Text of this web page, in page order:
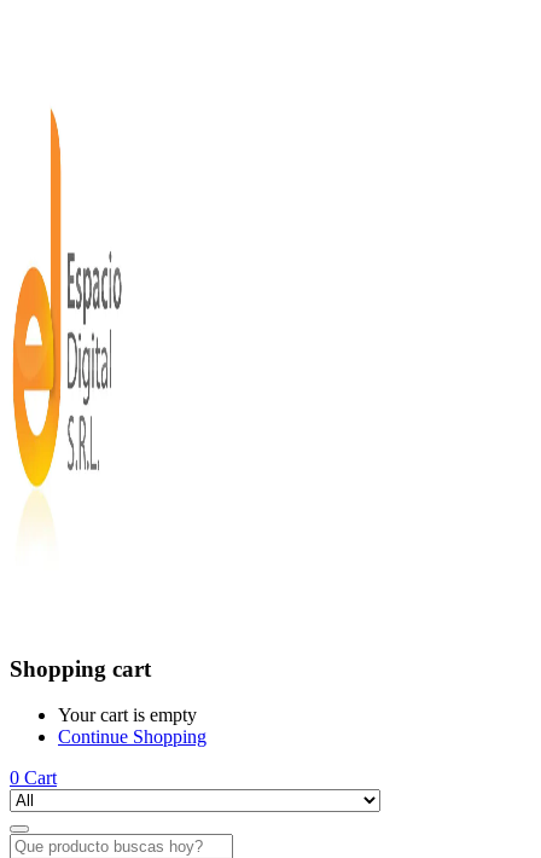
Shopping cart
Your cart is empty
Continue Shopping
0 Cart